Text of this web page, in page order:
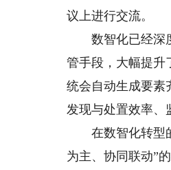
议上进行交流。
数智化已经深度
管手段，大幅提升
统会自动生成要
发现与处置效率、
在数智化转型的
为主、协同联动”